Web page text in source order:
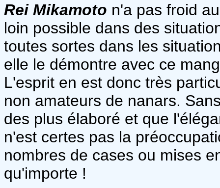
Rei Mikamoto n'a pas froid
loin possible dans des
toutes sortes dans les
elle le démontre avec ce
L'esprit en est donc très
non amateurs de nanars.
des plus élaboré et que
n'est certes pas la
nombres de cases ou mises
qu'importe !